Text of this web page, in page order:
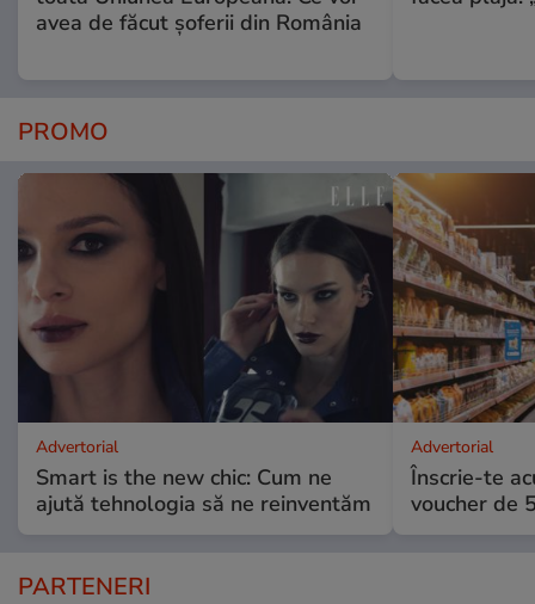
avea de făcut șoferii din România
PROMO
Advertorial
Smart is the new chic: Cum ne
ajută tehnologia să ne reinventăm
Advertorial
Înscrie-te
voucher de
PARTENERI